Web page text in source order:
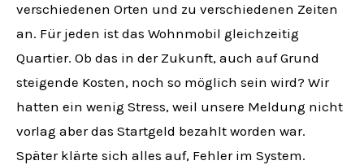
verschiedenen Orten und zu verschiedenen Zeiten
an. Für jeden ist das Wohnmobil gleichzeitig
Quartier. Ob das in der Zukunft, auch auf Grund
steigende Kosten, noch so möglich sein wird? Wir
hatten ein wenig Stress, weil unsere Meldung nicht
vorlag aber das Startgeld bezahlt worden war.
Später klärte sich alles auf, Fehler im System.